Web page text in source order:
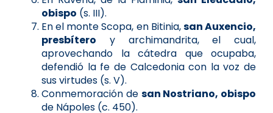
obispo (s. III).
En el monte Scopa, en Bitinia,san Auxencio,
presbítero y archimandrita, el cual,
aprovechando la cátedra que ocupaba,
defendió la fe de Calcedonia con la voz de
sus virtudes (s. V).
Conmemoración de san Nostriano, obispo
de Nápoles (c. 450).